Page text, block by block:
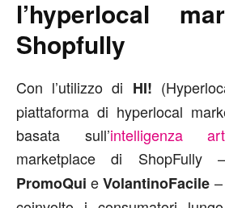
l’hyperlocal
Shopfully
Con l’utilizzo di HI!
piattaforma di hyperlocal
basata sull’intelligenza
marketplace di ShopFully
PromoQui eVolantinoFacile